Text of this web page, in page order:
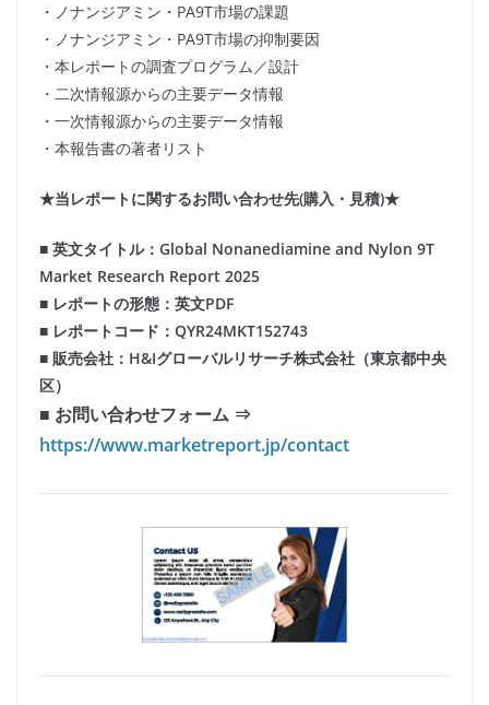
・ノナンジアミン・PA9T市場の課題
・ノナンジアミン・PA9T市場の抑制要因
・本レポートの調査プログラム／設計
・二次情報源からの主要データ情報
・一次情報源からの主要データ情報
・本報告書の著者リスト
★当レポートに関するお問い合わせ先(購入・見積)★
■ 英文タイトル：Global Nonanediamine and Nylon 9T
Market Research Report 2025
■ レポートの形態：英文PDF
■ レポートコード：QYR24MKT152743
■ 販売会社：H&Iグローバルリサーチ株式会社（東京都中央
区）
■ お問い合わせフォーム ⇒
https://www.marketreport.jp/contact